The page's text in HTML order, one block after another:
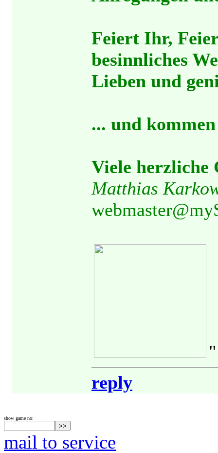
Feiert Ihr,
besinnliches
Lieben und
... und
Viele herzliche
Matthias
"
reply
show game no:
mail to service